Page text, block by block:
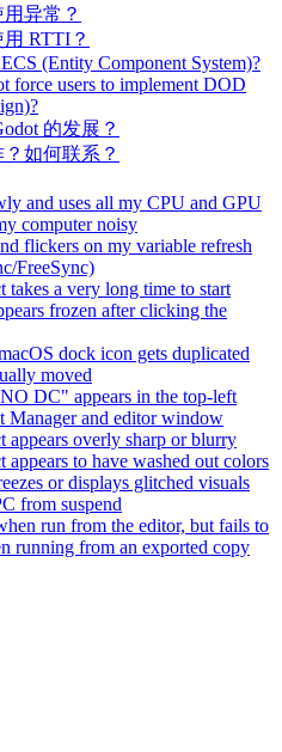
异常？
RTTI？
(Entity Component System)?
force users to implement DOD
的发展？
如何联系？
and uses all my CPU and GPU
computer noisy
flickers on my variable refresh
FreeSync)
takes a very long time to start
frozen after clicking the
dock icon gets duplicated
moved
DC" appears in the top-left
Manager and editor window
appears overly sharp or blurry
appears to have washed out colors
or displays glitched visuals
from suspend
run from the editor, but fails to
running from an exported copy